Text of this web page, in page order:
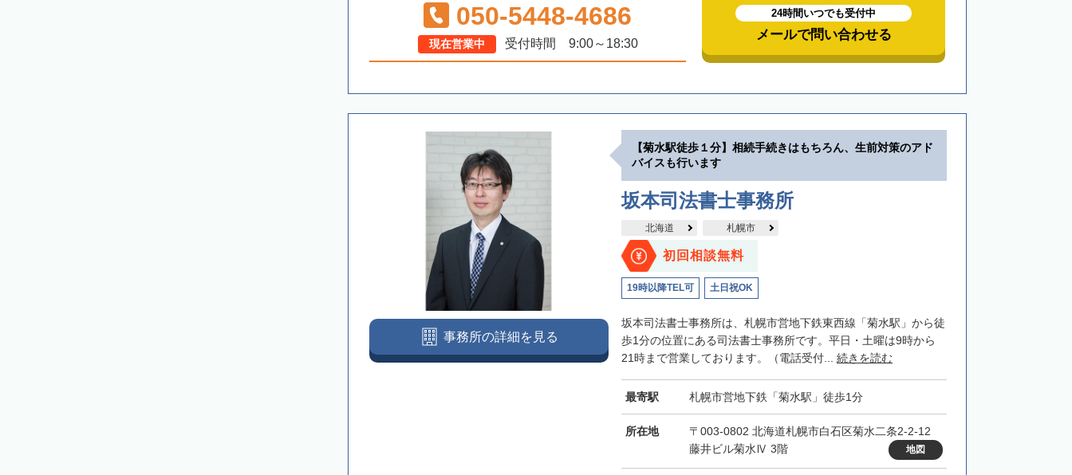
050-5448-4686
現在営業中 受付時間 9:00～18:30
24時間いつでも受付中
メールで問い合わせる
【菊水駅徒歩１分】相続手続きはもちろん、生前対策のアド
バイスも行います
坂本司法書士事務所
北海道 札幌市
初回相談無料
19時以降TEL可 土日祝OK
坂本司法書士事務所は、札幌市営地下鉄東西線「菊水駅」から徒
歩1分の位置にある司法書士事務所です。平日・土曜は9時から
21時まで営業しております。（電話受付... 続きを読む
最寄駅 札幌市営地下鉄「菊水駅」徒歩1分
所在地
〒003-0802 北海道札幌市白石区菊水二条2-2-12
藤井ビル菊水Ⅳ 3階
地図
事務所の詳細を見る